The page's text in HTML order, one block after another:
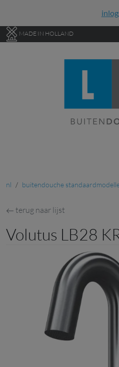
MADE IN HOLLAND
nl buitendouche
terug naar lijst
Volutus LB28